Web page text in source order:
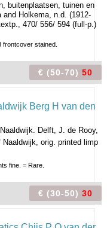
buitenplaatsen, tuinen en
Holkema, n.d. (1912-
470/ 556/ 594 (full-p.)
frontcover stained.
€ (50-70) 50
Delft, J. de Rooy,
orig. printed limp
fine. = Rare.
€ (30-50) 30